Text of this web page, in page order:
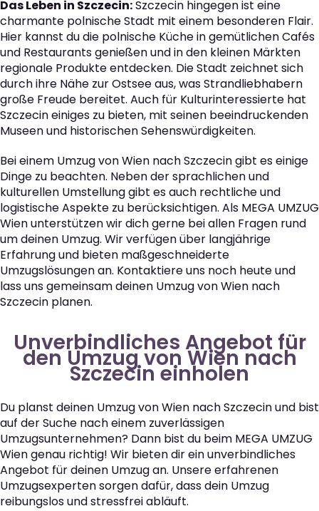
Das Leben in Szczecin:Szczecin hingegen ist eine
charmante polnische Stadt mit einem besonderen Flair.
Hier kannst du die polnische Küche in gemütlichen Cafés
und Restaurants genießen und in den kleinen Märkten
regionale Produkte entdecken. Die Stadt zeichnet sich
durch ihre Nähe zur Ostsee aus, was Strandliebhabern
große Freude bereitet. Auch für Kulturinteressierte hat
Szczecin einiges zu bieten, mit seinen beeindruckenden
Museen und historischen Sehenswürdigkeiten.
Bei einem Umzug von Wien nach Szczecin gibt es einige
Dinge zu beachten. Neben der sprachlichen und
kulturellen Umstellung gibt es auch rechtliche und
logistische Aspekte zu berücksichtigen. Als MEGA UMZUG
Wien unterstützen wir dich gerne bei allen Fragen rund
um deinen Umzug. Wir verfügen über langjährige
Erfahrung und bieten maßgeschneiderte
Umzugslösungen an. Kontaktiere uns noch heute und
lass uns gemeinsam deinen Umzug von Wien nach
Szczecin planen.
Unverbindliches Angebot für
den Umzug von Wien nach
Szczecin einholen
Du planst deinen Umzug von Wien nach Szczecin und bist
auf der Suche nach einem zuverlässigen
Umzugsunternehmen? Dann bist du beim MEGA UMZUG
Wien genau richtig! Wir bieten dir ein unverbindliches
Angebot für deinen Umzug an. Unsere erfahrenen
Umzugsexperten sorgen dafür, dass dein Umzug
reibungslos und stressfrei abläuft.